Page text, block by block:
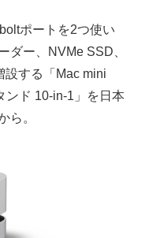
ポートを2つ使い
ダー、NVMe SSD、
設する「Mac mini
ンド 10-in-1」を日本
ら。